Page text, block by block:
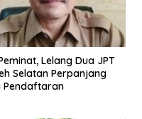
Lelang Dua JPT
Selatan Perpanjang
Pendaftaran